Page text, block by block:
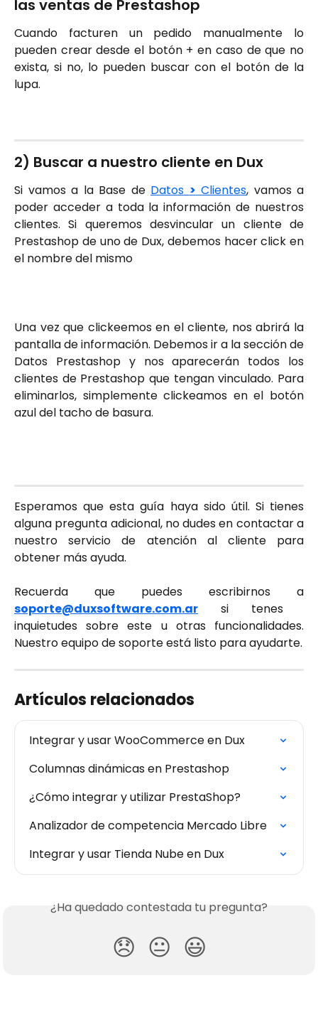
las ventas de Prestashop
Cuando facturen un pedido manualmente lo
pueden crear desde el botón + en caso de que no
exista, si no, lo pueden buscar con el botón de la
lupa.
2) Buscar a nuestro cliente en Dux
Si vamos a la Base de Datos > Clientes, vamos a
poder acceder a toda la información de nuestros
clientes. Si queremos desvincular un cliente de
Prestashop de uno de Dux, debemos hacer click en
el nombre del mismo
Una vez que clickeemos en el cliente, nos abrirá la
pantalla de información. Debemos ir a la sección de
Datos Prestashop y nos aparecerán todos los
clientes de Prestashop que tengan vinculado. Para
eliminarlos, simplemente clickeamos en el botón
azul del tacho de basura.
Esperamos que esta guía haya sido útil. Si tienes
alguna pregunta adicional, no dudes en contactar a
nuestro servicio de atención al cliente para
obtener más ayuda.
Recuerda que puedes escribirnos a
soporte@duxsoftware.com.ar
si tenes
inquietudes sobre este u otras funcionalidades.
Nuestro equipo de soporte está listo para ayudarte.
Artículos relacionados
Integrar y usar WooCommerce en Dux
Columnas dinámicas en Prestashop
¿Cómo integrar y utilizar PrestaShop?
Analizador de competencia Mercado Libre
Integrar y usar Tienda Nube en Dux
¿Ha quedado contestada tu pregunta?
😞 😐 😃